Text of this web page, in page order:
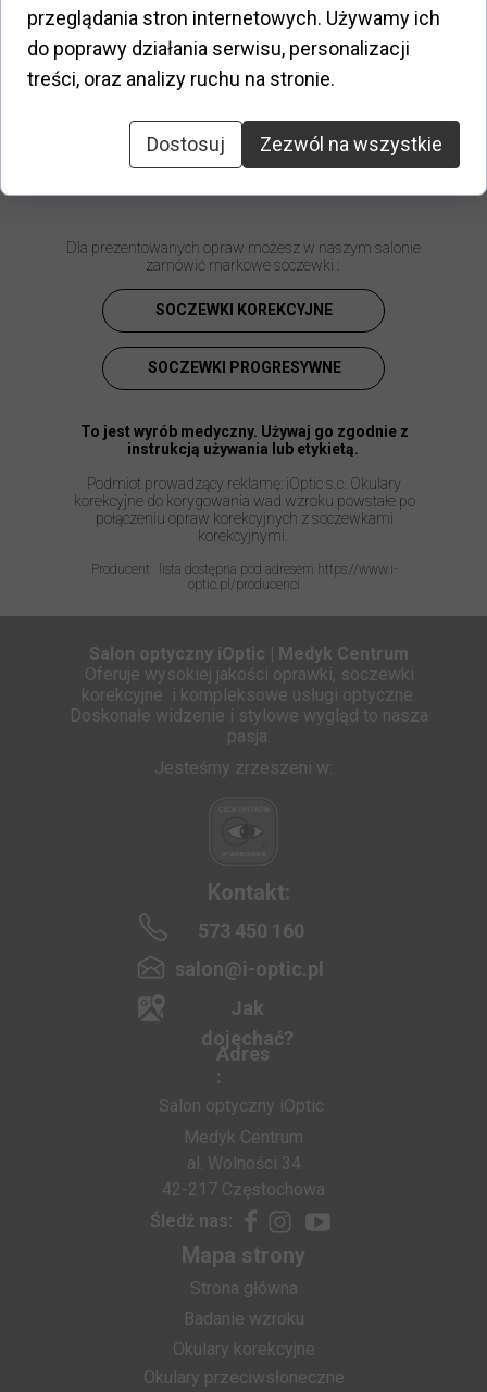
Morel to najstarsza na świecie, francuska marka
okularowa o 140-letnich tradycjach rzemiosła
optycznego. W połączeniu z nowymi technologiami
produkcyjnymi, Morel dostarcza dizajnerskie modele
okularów kolekcji 1880, OGA, Koali, Lightec, Nomad,
Azur i Jean Nouvel. Produkty Morel kupowane są
przez klientów w ponad 100 000 salonów optycznych
w 86 krajach na całym świecie.
SOCZEWKI PROGRESYWNE
SOCZEWKI KOREKCYJNE
Dla prezentowanych opraw możesz w naszym salonie
zamówić markowe soczewki :
To jest wyrób medyczny. Używaj go zgodnie z
instrukcją używania lub etykietą.
Podmiot prowadzący reklamę: iOptic s.c. Okulary
korekcyjne do korygowania wad wzroku powstałe po
połączeniu opraw korekcyjnych z soczewkami
korekcyjnymi.
Producent : lista dostępna pod adresem https://www.i-
optic.pl/producenci
Jak
dojechać?
Okulary przeciwsłoneczne
Okulary korekcyjne
Badanie wzroku
Mapa strony
Strona główna
Kontakt:
Jesteśmy zrzeszeni w:
Salon optyczny iOptic | Medyk Centrum
Oferuje wysokiej jakości oprawki, soczewki
korekcyjne i kompleksowe usługi optyczne.
Doskonałe widzenie i stylowe wygląd to nasza
pasja.
Śledź nas:
Adres
:
salon@i-optic.pl
573 450 160
Salon optyczny iOptic
Medyk Centrum
al. Wolności 34
42-217 Częstochowa
przeglądania stron internetowych. Używamy ich
do poprawy działania serwisu, personalizacji
treści, oraz analizy ruchu na stronie.
Dostosuj Zezwól na wszystkie